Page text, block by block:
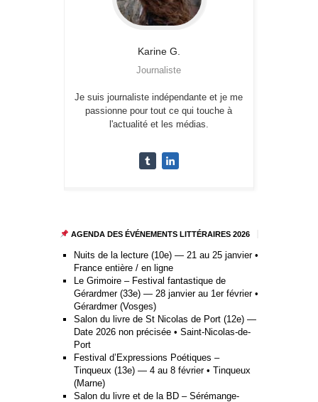
Karine G.
Journaliste
Je suis journaliste indépendante et je me
passionne pour tout ce qui touche à
l'actualité et les médias.
AGENDA DES ÉVÉNEMENTS LITTÉRAIRES 2026
Nuits de la lecture (10e) — 21 au 25 janvier •
France entière / en ligne
Le Grimoire – Festival fantastique de
Gérardmer (33e) — 28 janvier au 1er février •
Gérardmer (Vosges)
Salon du livre de St Nicolas de Port (12e) —
Date 2026 non précisée • Saint-Nicolas-de-
Port
Festival d’Expressions Poétiques –
Tinqueux (13e) — 4 au 8 février • Tinqueux
(Marne)
Salon du livre et de la BD – Sérémange-